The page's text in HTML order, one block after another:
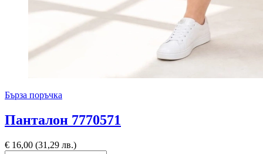
Бърза поръчка
Панталон 7770571
€ 16,00 (31,29 лв.)